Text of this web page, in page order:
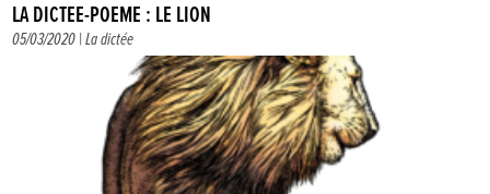
LA DICTÉE-POÈME : LE LION
05/03/2020 |La dictée